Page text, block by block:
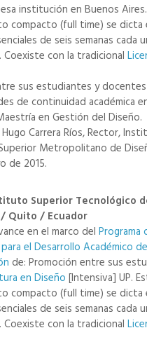
institución en Buenos
compacto (full time) se dicta
de seis semanas cada
Coexiste con la tradicional
sus estudiantes y
de continuidad académica
en Gestión del Diseño.
Hugo Carrera Ríos, Rector,
Metropolitano de
de 2015.
Superior Tecnológico
Quito / Ecuador
en el marco del Programa
el Desarrollo Académico
de: Promoción entre sus
en Diseño [Intensiva] UP.
compacto (full time) se dicta
de seis semanas cada
Coexiste con la tradicional